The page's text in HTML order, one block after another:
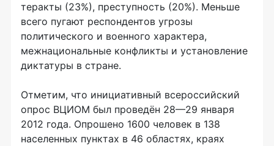
теракты (23%), преступность (20%). Меньше
всего пугают респондентов угрозы
политического и военного характера,
межнациональные конфликты и установление
диктатуры в стране.
Отметим, что инициативный всероссийский
опрос ВЦИОМ был проведён 28—29 января
2012 года. Опрошено 1600 человек в 138
населенных пунктах в 46 областях, краях